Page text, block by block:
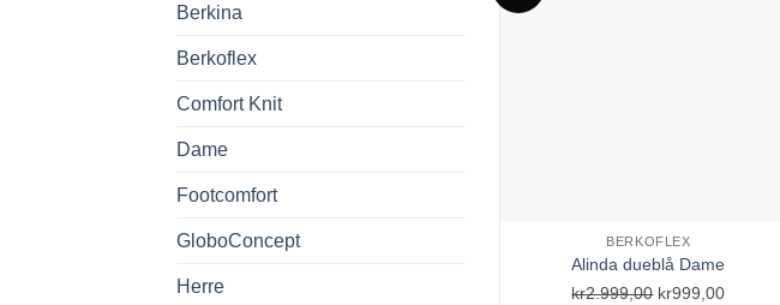
Berkina
Berkoflex
Comfort Knit
Dame
Footcomfort
GloboConcept
Herre
BERKOFLEX
Alinda dueblå Dame
kr2.999,00 Opprinnelig
kr999,00